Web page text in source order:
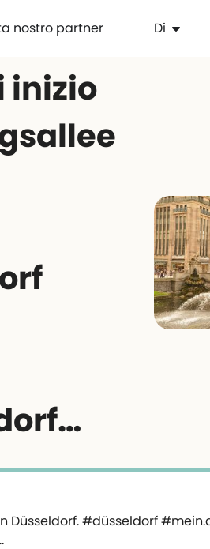
nostro partner Di
inizio